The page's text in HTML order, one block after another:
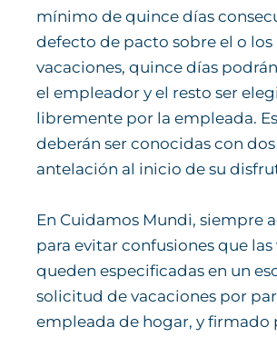
mínimo de quince días
defecto de pacto sobre el o
vacaciones, quince días
el empleador y el resto ser
libremente por la empleada.
deberán ser conocidas con
antelación al inicio de su
En Cuidamos Mundi, siempre
para evitar confusiones que las
queden especificadas en un
solicitud de vacaciones por
empleada de hogar, y firmado